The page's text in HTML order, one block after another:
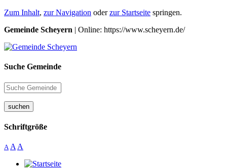
Zum Inhalt, zur Navigation oderzur Startseite springen.
Gemeinde Scheyern | Online: https://www.scheyern.de/
Suche Gemeinde
suchen
Schriftgröße
A A A